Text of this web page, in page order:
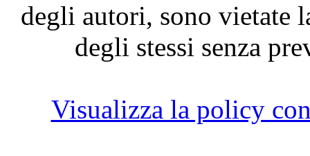
degli autori, sono vietate
degli stessi senza
Visualizza la policy